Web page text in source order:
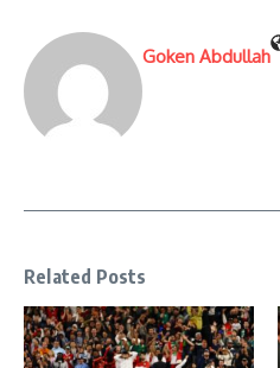
Goken Abdullah
Related Posts